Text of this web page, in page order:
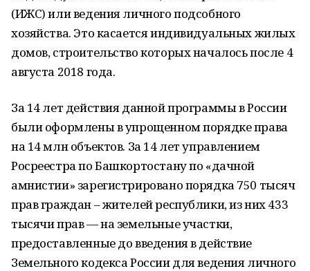
(ИЖС) или ведения личного подсобного
хозяйства. Это касается индивидуальных жилых
домов, строительство которых началось после 4
августа 2018 года.
За 14 лет действия данной программы в России
были оформлены в упрощенном порядке права
на 14 млн объектов. За 14 лет управлением
Росреестра по Башкортостану по «дачной
амнистии» зарегистрировано порядка 750 тысяч
прав граждан – жителей республики, из них 433
тысячи прав — на земельные участки,
предоставленные до введения в действие
Земельного кодекса России для ведения личного